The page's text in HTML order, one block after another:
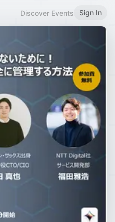
Discover Events Sign In